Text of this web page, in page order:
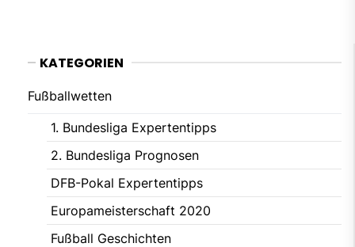
KATEGORIEN
Fußballwetten
1. Bundesliga Expertentipps
2. Bundesliga Prognosen
DFB-Pokal Expertentipps
Europameisterschaft 2020
Fußball Geschichten